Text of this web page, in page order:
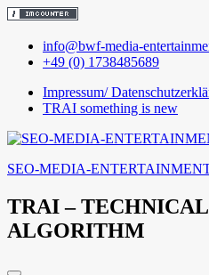
Skip
info@bwf-media-
+49 (0) 1738485689
Impressum/
TRAI something is new
SEO-MEDIA-
TRAI –
ALGORITHM